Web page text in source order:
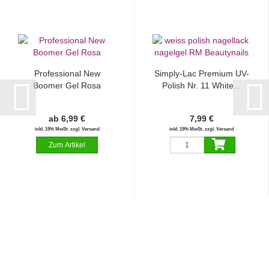
Professional New
Boomer Gel Rosa
ab 6,99 €
inkl. 19% MwSt. zzgl. Versand
Simply-Lac Premium UV-
Polish Nr. 11 White...
7,99 €
inkl. 19% MwSt. zzgl. Versand